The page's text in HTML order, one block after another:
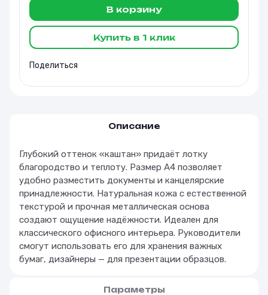
В корзину
Купить в 1 клик
Поделиться
Описание
Глубокий оттенок «каштан» придаёт лотку
благородство и теплоту. Размер А4 позволяет
удобно разместить документы и канцелярские
принадлежности. Натуральная кожа с естественной
текстурой и прочная металлическая основа
создают ощущение надёжности. Идеален для
классического офисного интерьера. Руководители
смогут использовать его для хранения важных
бумаг, дизайнеры — для презентации образцов.
Параметры